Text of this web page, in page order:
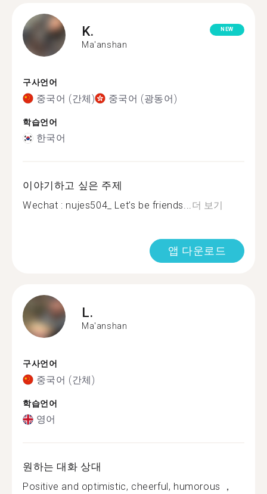
K.
Ma'anshan
NEW
구사언어
중국어 (간체) 중국어 (광동어)
학습언어
한국어
이야기하고 싶은 주제
Wechat : nujes504_ Let’s be friends...더 보기
앱 다운로드
L.
Ma'anshan
구사언어
중국어 (간체)
학습언어
영어
원하는 대화 상대
Positive and optimistic, cheerful, humorous ，